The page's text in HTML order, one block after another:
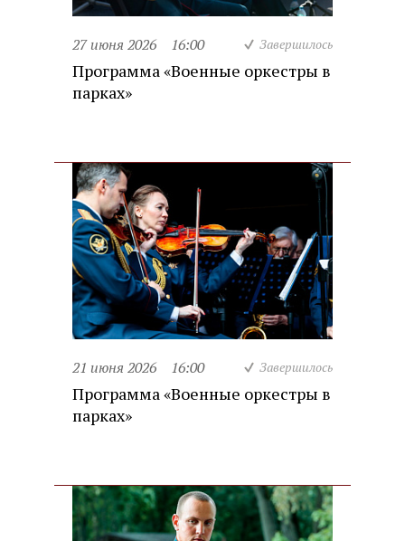
27 июня 2026 16:00 Завершилось
Программа «Военные оркестры в
парках»
21 июня 2026 16:00 Завершилось
Программа «Военные оркестры в
парках»